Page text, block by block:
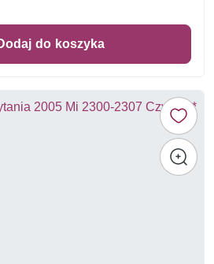
do koszyka